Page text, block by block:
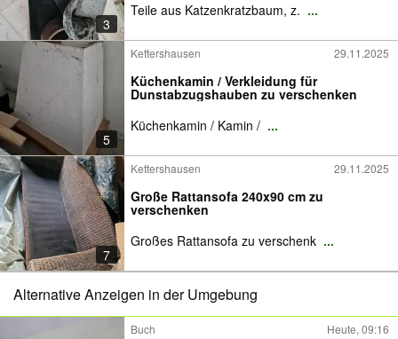
3
Teile aus Katzenkratzbaum, z. ...
5
Kettershausen 29.11.2025
Küchenkamin / Verkleidung für
Dunstabzugshauben zu verschenken
Küchenkamin / Kamin / ...
7
Kettershausen 29.11.2025
Große Rattansofa 240x90 cm zu
verschenken
Großes Rattansofa zu verschenk ...
Alternative Anzeigen in der Umgebung
Buch Heute, 09:16